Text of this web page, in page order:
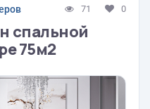
71 0
спальной
75м2